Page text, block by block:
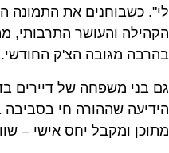
לי". כשבוחנים את התמונה
הקהילה והעושר התרבותי,
בהרבה מגובה הצ'ק החודשי.
גם בני משפחה של דיירים
הידיעה שההורה חי
מתוכן ומקבל יחס אישי –